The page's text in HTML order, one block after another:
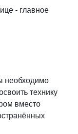
- главное
необходимо
технику
вместо